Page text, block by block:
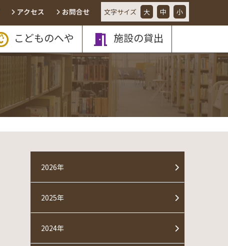
文字サイズ 大 中 小
アクセス お問合せ
こどものへや 施設の貸出
2026年
2025年
2024年